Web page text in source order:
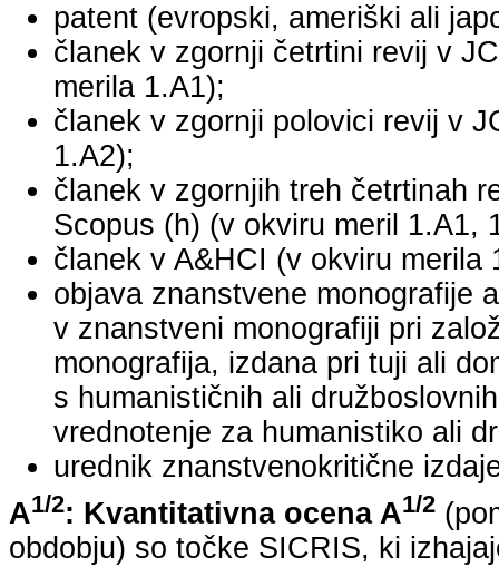
patent (evropski, ameriški ali
članek v zgornji četrtini revij v
merila 1.A1);
članek v zgornji polovici revij v
1.A2);
članek v zgornjih treh četrtinah
Scopus (h) (v okviru meril 1.A1,
članek v A&HCI (v okviru merila
objava znanstvene monografije
v znanstveni monografiji pri
monografija, izdana pri tuji ali
s humanističnih ali
vrednotenje za humanistiko ali
urednik znanstvenokritične
A1/2: Kvantitativna ocena A1/2
obdobju) so točke SICRIS, ki